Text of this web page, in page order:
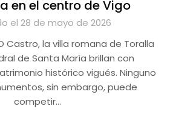
en el centro de Vigo
el 28 de mayo de 2026
Castro, la villa romana de Toralla
de Santa María brillan con
histórico vigués. Ninguno
sin embargo, puede
competir…